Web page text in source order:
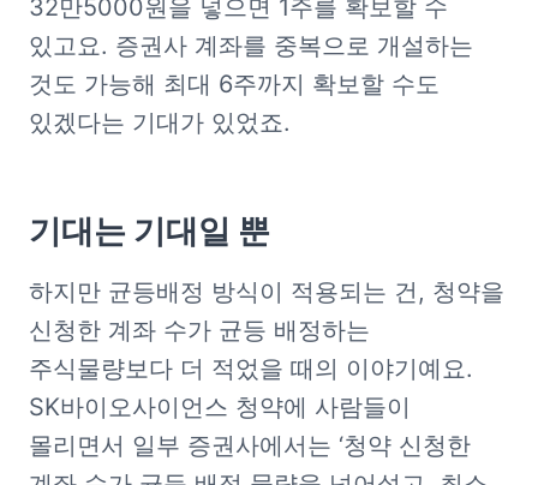
32만5000원을 넣으면 1주를 확보할 수
있고요. 증권사 계좌를 중복으로 개설하는
것도 가능해 최대 6주까지 확보할 수도
있겠다는 기대가 있었죠.
기대는 기대일 뿐
하지만 균등배정 방식이 적용되는 건, 청약을
신청한 계좌 수가 균등 배정하는
주식물량보다 더 적었을 때의 이야기예요.
SK바이오사이언스 청약에 사람들이
몰리면서 일부 증권사에서는 ‘청약 신청한